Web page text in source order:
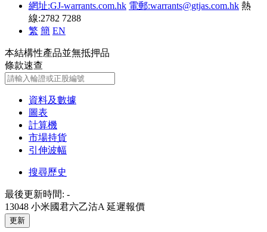
網址:GJ-warrants.com.hk 電郵:warrants@gtjas.com.hk 熱
線:2782 7288
繁 簡 EN
本結構性產品並無抵押品
條款速查
資料及數據
圖表
計算機
市場持貨
引伸波幅
搜尋歷史
最後更新時間: -
13048 小米國君六乙沽A 延遲報價
更新